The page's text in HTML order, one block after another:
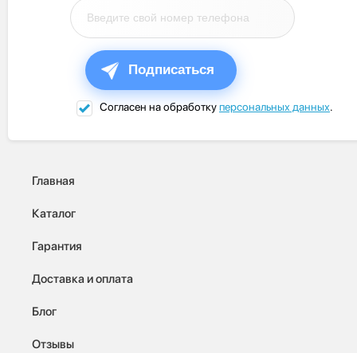
Подписаться
Согласен на обработкуперсональных данных.
Главная
Каталог
Гарантия
Доставка и оплата
Блог
Отзывы